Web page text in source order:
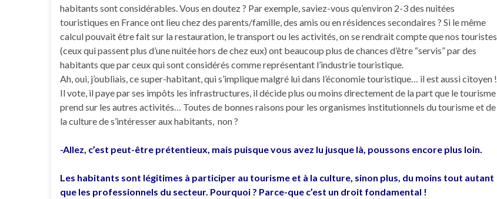
habitants sont considérables. Vous en doutez ? Par exemple, saviez-vous qu’environ 2-3 des nuitées
touristiques en France ont lieu chez des parents/famille, des amis ou en résidences secondaires ? Si le même
calcul pouvait être fait sur la restauration, le transport ou les activités, on se rendrait compte que nos touristes
(ceux qui passent plus d’une nuitée hors de chez eux) ont beaucoup plus de chances d’être “servis” par des
habitants que par ceux qui sont considérés comme représentant l’industrie touristique.
Ah, oui, j’oubliais, ce super-habitant, qui s’implique malgré lui dans l’économie touristique… il est aussi citoyen !
Il vote, il paye par ses impôts les infrastructures, il décide plus ou moins directement de la part que le tourisme
prend sur les autres activités… Toutes de bonnes raisons pour les organismes institutionnels du tourisme et de
la culture de s’intéresser aux habitants, non ?
-Allez, c’est peut-être prétentieux, mais puisque vous avez lu jusque là, poussons encore plus loin.
Les habitants sont légitimes à participer au tourisme et à la culture, sinon plus, du moins tout autant
que les professionnels du secteur. Pourquoi ? Parce-que c’est un droit fondamental !